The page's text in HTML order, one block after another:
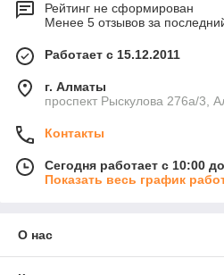
Рейтинг не сформирован
Менее 5 отзывов за
Работает с 15.12.2011
г. Алматы
проспект Рыскулова 276а/3,
Контакты
Сегодня работает с 10:00
Показать весь график
О нас